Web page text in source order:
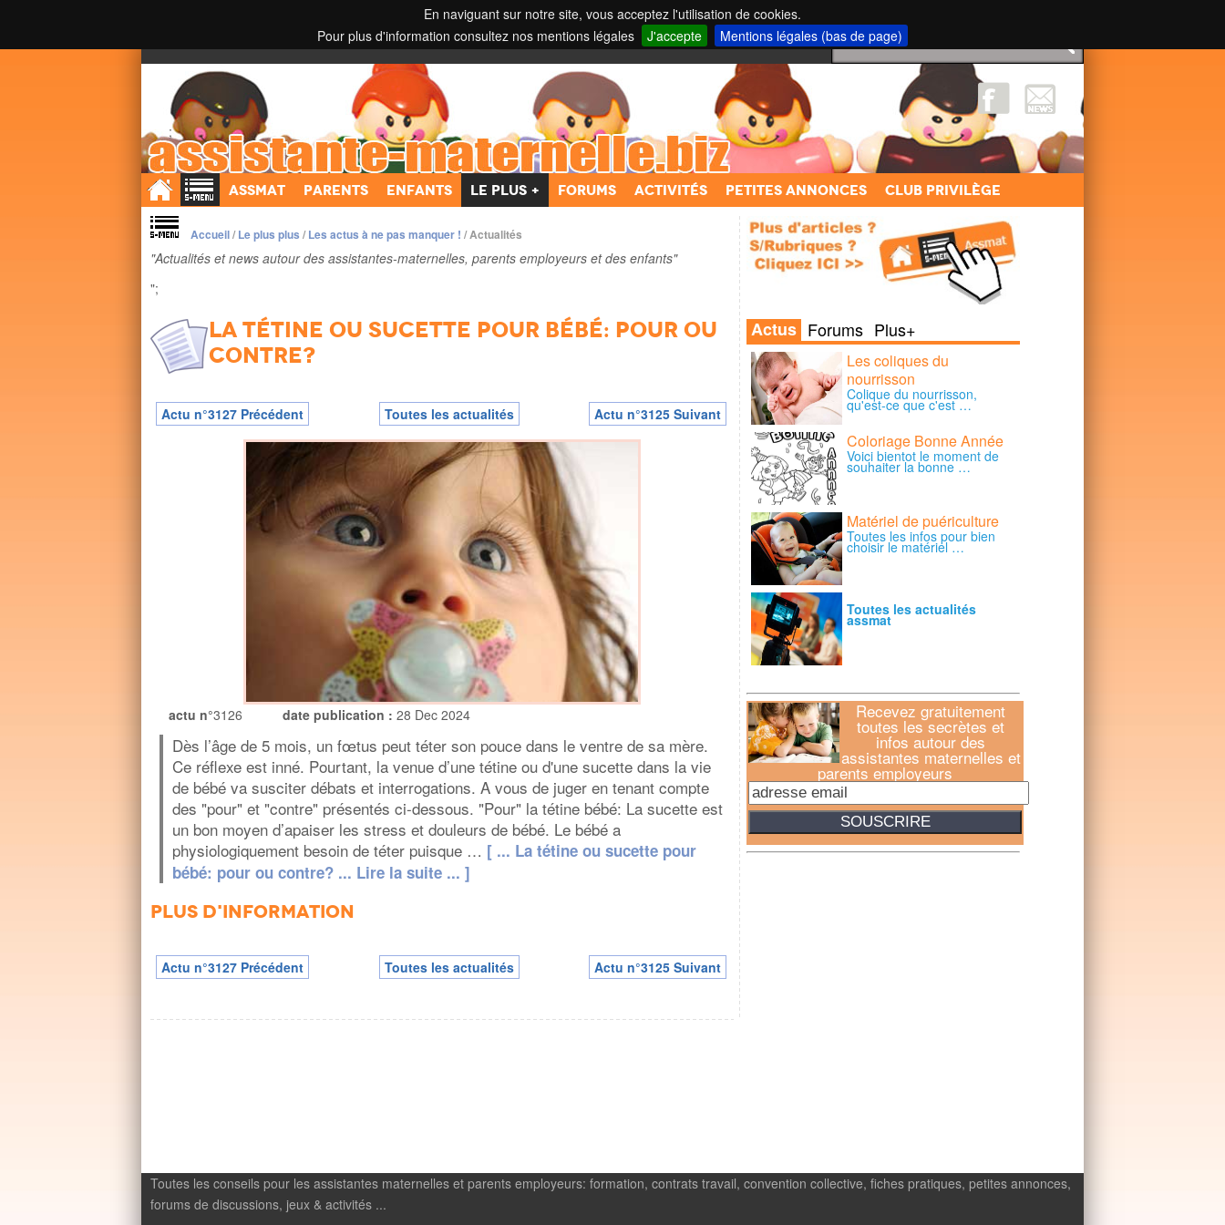
En naviguant sur notre site, vous acceptez l'utilisation de cookies.
Pour plus d'information consultez nos mentions légales
J'accepte Mentions légales (bas de page)
Toutes les informations sur les assistantes maternelles et parents employeurs ...
;
Assmat Parents Enfants Le Plus + Forums Activités Petites annonces Club Privilège
Accueil/Le plus plus /Les actus à ne pas manquer ! /Actualités
"Actualités et news autour des assistantes-maternelles, parents employeurs et des enfants"
";
La tétine ou sucette pour bébé: pour ou
contre?
Actu n°3127 Précédent Toutes les actualités Actu n°3125 Suivant
actu n°3126 date publication : 28 Dec 2024
Dès l’âge de 5 mois, un fœtus peut téter son pouce dans le ventre de sa mère.
Ce réflexe est inné. Pourtant, la venue d’une tétine ou d'une sucette dans la vie
de bébé va susciter débats et interrogations. A vous de juger en tenant compte
des "pour" et "contre" présentés ci-dessous. "Pour" la tétine bébé: La sucette est
un bon moyen d’apaiser les stress et douleurs de bébé. Le bébé a
physiologiquement besoin de téter puisque … [ ... La tétine ou sucette pour
bébé: pour ou contre? ... Lire la suite ... ]
Plus d'information
Actu n°3127 Précédent Toutes les actualités Actu n°3125 Suivant
Actus Forums Plus+
Les coliques du
nourrisson
Colique du nourrisson,
qu'est-ce que c'est …
Coloriage Bonne Année
Voici bientot le moment de
souhaiter la bonne …
Matériel de puériculture
Toutes les infos pour bien
choisir le matériel …
Toutes les actualités
assmat
Recevez gratuitement
toutes les secrètes et
infos autour des
assistantes maternelles et
parents employeurs
Toutes les conseils pour les assistantes maternelles et parents employeurs: formation, contrats travail, convention collective, fiches pratiques, petites annonces,
forums de discussions, jeux & activités ...